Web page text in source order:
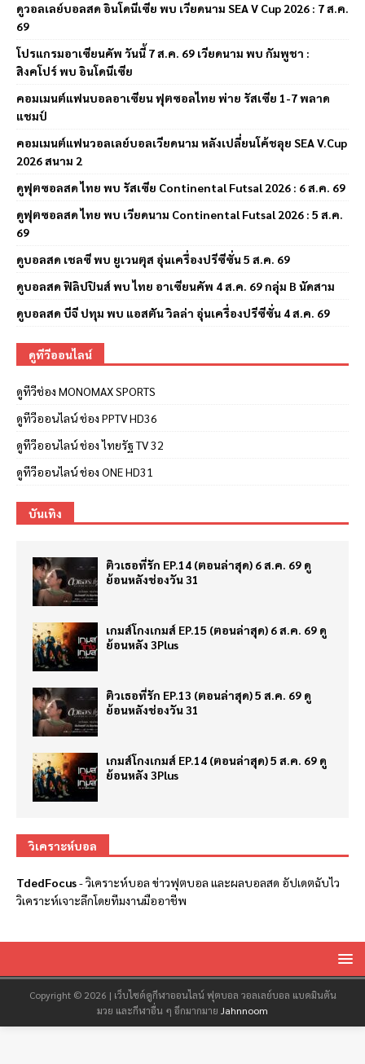
ดูวอลเลย์บอลสด อินโดนีเซีย พบ เวียดนาม SEA V Cup 2026 : 7 ส.ค.
69
โปรแกรมอาเซียนคัพ วันนี้ 7 ส.ค. 69 เวียดนาม พบ กัมพูชา :
สิงคโปร์ พบ อินโดนีเซีย
คอมเมนต์แฟนบอลอาเซียน ฟุตซอลไทย พ่าย รัสเซีย 1-7 พลาด
แชมป์
คอมเมนต์แฟนวอลเลย์บอลเวียดนาม หลังเปลี่ยนโค้ชลุย SEA V.Cup
2026 สนาม 2
ดูฟุตซอลสด ไทย พบ รัสเซีย Continental Futsal 2026 : 6 ส.ค. 69
ดูฟุตซอลสด ไทย พบ เวียดนาม Continental Futsal 2026 : 5 ส.ค.
69
ดูบอลสด เชลซี พบ ยูเวนตุส อุ่นเครื่องปรีซีซั่น 5 ส.ค. 69
ดูบอลสด ฟิลิปปินส์ พบ ไทย อาเซียนคัพ 4 ส.ค. 69 กลุ่ม B นัดสาม
ดูบอลสด บีจี ปทุม พบ แอสตัน วิลล่า อุ่นเครื่องปรีซีซั่น 4 ส.ค. 69
ดูทีวีออนไลน์
ดูทีวีช่อง MONOMAX SPORTS
ดูทีวีออนไลน์ ช่อง PPTV HD36
ดูทีวีออนไลน์ ช่อง ไทยรัฐ TV 32
ดูทีวีออนไลน์ ช่อง ONE HD31
บันเทิง
ติวเธอที่รัก EP.14 (ตอนล่าสุด) 6 ส.ค. 69 ดู
ย้อนหลังช่องวัน 31
เกมส์โกงเกมส์ EP.15 (ตอนล่าสุด) 6 ส.ค. 69 ดู
ย้อนหลัง 3Plus
ติวเธอที่รัก EP.13 (ตอนล่าสุด) 5 ส.ค. 69 ดู
ย้อนหลังช่องวัน 31
เกมส์โกงเกมส์ EP.14 (ตอนล่าสุด) 5 ส.ค. 69 ดู
ย้อนหลัง 3Plus
วิเคราะห์บอล
TdedFocus-วิเคราะห์บอล ข่าวฟุตบอล และผลบอลสด อัปเดตฉับไว
วิเคราะห์เจาะลึกโดยทีมงานมืออาชีพ
Copyright © 2026 | เว็บไซต์ดูกีฬาออนไลน์ ฟุตบอล วอลเลย์บอล แบดมินตัน
มวย และกีฬาอื่น ๆ อีกมากมาย Jahnnoom